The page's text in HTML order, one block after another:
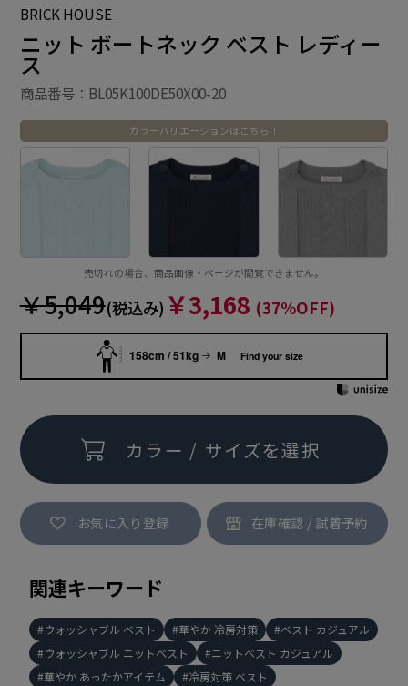
BRICK HOUSE
ニット ボートネック ベスト レディー
ス
商品番号：BL05K100DE50X00-20
カラーバリエーションはこちら！
売切れの場合、商品画像・ページが閲覧できません。
￥5,049(税込み) ￥3,168 (37%OFF)
158cm / 51kg M Find your size
カラー / サイズを選択
お気に入り登録
関連キーワード
ウォッシャブル ベスト 華やか 冷房対策
ベスト カジュアル
ウォッシャブル ニットベスト
ニットベスト カジュアル
華やか あったかアイテム
冷房対策 ベスト